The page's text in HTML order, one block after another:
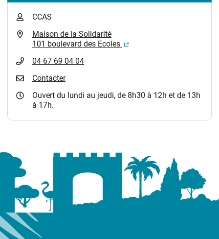
CCAS
Maison de la Solidarité
101 boulevard des Ecoles
(ouverture dans un
04 67 69 04 04
Contacter
Ouvert du lundi au jeudi, de 8h30 à 12h et de 13h
à 17h.